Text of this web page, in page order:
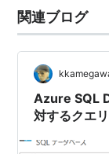
どである。その
ショナルデー
保している。
これらの機能
をクラウド環
ら、一般的な
を持つクラウド
関連ブログ
Azure SQL
対するクエ